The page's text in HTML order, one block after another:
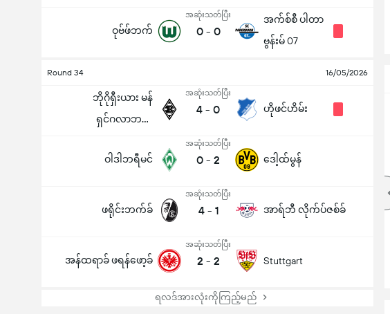
ဝုဗ်ဖ်ဘက်
အဆုံးသတ်ပြီး
0 - 0
အက်စ်စီ ပါတာ
ဗွန်းမ် 07
Round 34 16/05/2026
ဘိုဂိုရှီးယား မန်
ရှင်ဂလာဘက်
အဆုံးသတ်ပြီး
4 - 0 ဟိုဖင်ဟိမ်း
ဝါဒါဘရီမင်
အဆုံးသတ်ပြီး
0 - 2 ဒေါ့ထ်မွန်
ဖရိုင်းဘက်ခ်
အဆုံးသတ်ပြီး
4 - 1 အာရ်ဘီ လိုက်ပ်ဇစ်ခ်
အန်ထရာခ် ဖရန်ဖော့ခ်
အဆုံးသတ်ပြီး
2 - 2 Stuttgart
ရလဒ်အားလုံးကိုကြည့်မည်
ပြိုင်ပွဲအတွင်း ဂိုးစုစုပေါင်း (2.5)
77%
အပေါ်